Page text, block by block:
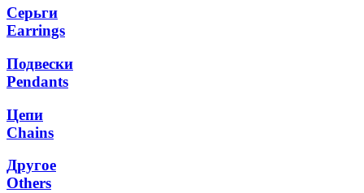
Серьги
Earrings
Подвески
Pendants
Цепи
Chains
Другое
Others